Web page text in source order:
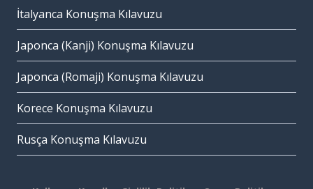
İtalyanca Konuşma Kılavuzu
Japonca (Kanji) Konuşma Kılavuzu
Japonca (Romaji) Konuşma Kılavuzu
Korece Konuşma Kılavuzu
Rusça Konuşma Kılavuzu